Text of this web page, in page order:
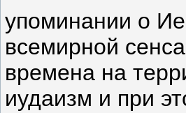
упоминании о
всемирной
времена на
иудаизм и при